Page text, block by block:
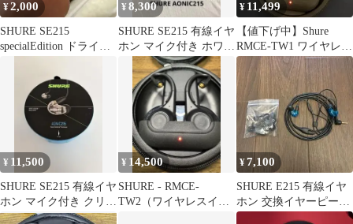
¥2,000
SHURE SE215
specialEdition ドライバ
¥8,300
SHURE SE215 有線イヤ
ホン マイク付き ホワイ
ト AONIC215
¥ 11,499
【値下げ中】Shure
RMCE-TW1 ワイヤレス
アダプター
¥ 11,500
SHURE SE215 有線イヤ
ホン マイク付き クリア
カラー AONIC215
¥ 14,500
SHURE - RMCE-
TW2（ワイヤレスイヤ
¥7,100
SHURE E215 有線イヤ
ホン 交換イヤーピース
付